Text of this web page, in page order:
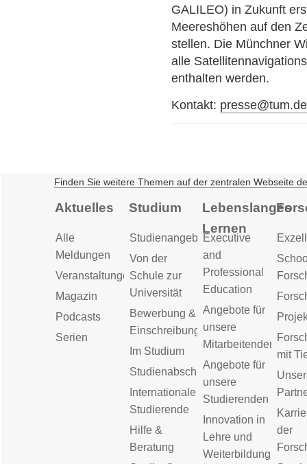
GALILEO) in Zukunft
Meereshöhen auf den
stellen. Die Münchner
alle
enthalten werden.
Kontakt: presse@tum.de
Finden Sie weitere Themen auf der zentralen Webseite
Aktuelles
Alle
Meldungen
Veranstaltungen
Magazin
Podcasts
Serien
Studium
Studienangebot
Von der
Schule zur
Universität
Bewerbung &
Einschreibung
Im Studium
Studienabschluss
Internationale
Studierende
Hilfe &
Beratung
Lebenslanges
Lernen
Executive
and
Professional
Education
Angebote für
unsere
Mitarbeitenden
Angebote für
unsere
Studierenden
Innovation in
Lehre und
Weiterbildung
mit
der